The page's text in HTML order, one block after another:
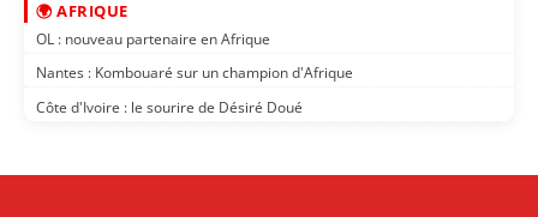
🌍 AFRIQUE
OL : nouveau partenaire en Afrique
Nantes : Kombouaré sur un champion d'Afrique
Côte d'Ivoire : le sourire de Désiré Doué